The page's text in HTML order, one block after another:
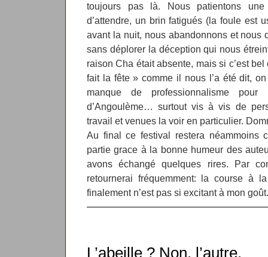
toujours pas là. Nous patientons une
d’attendre, un brin fatigués (la foule est
avant la nuit, nous abandonnons et nous
sans déplorer la déception qui nous
raison Cha était absente, mais si c’est
fait la fête » comme il nous l’a été dit,
manque de professionnalisme
d’Angoulème… surtout vis à vis de
travail et venues la voir en particulier.
Au final ce festival restera néammoins
partie grace à la bonne humeur des
avons échangé quelques rires. Par
retournerai fréquemment: la course à
finalement n’est pas si excitant à mon goût.
L’abeille ? Non, l’autre.